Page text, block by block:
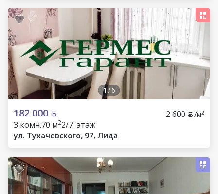
1 /6
182 000 2 600 /м2
3 комн.70 м22/7 этаж
ул. Тухачевского, 97, Лида